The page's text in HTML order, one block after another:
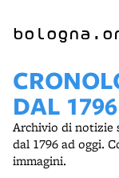
DAL
Archivio di notizie
dal 1796 ad oggi.
immagini.